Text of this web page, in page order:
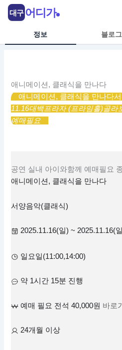
정보 블로그
애니메이션, 클래식을 만나다
애니메이션, 클래식을 만나다
11.16대백프라자 (프라임홀)골라
예매필요
공연 실내 아이와함께 예매필요
애니메이션, 클래식을 만나다
서양음악(클래식)
2025.11.16(일) ~ 2025.11.16(
일요일(11:00,14:00)
약 1시간 15분 진행
예매 필요 전석 40,000원 바로
24개월 이상
대구 어디가